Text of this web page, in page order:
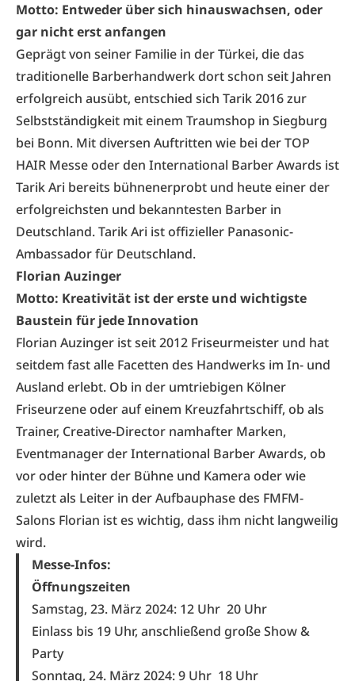
Motto: Entweder über sich hinauswachsen, oder
gar nicht erst anfangen
Geprägt von seiner Familie in der Türkei, die das
traditionelle Barberhandwerk dort schon seit Jahren
erfolgreich ausübt, entschied sich Tarik 2016 zur
Selbstständigkeit mit einem Traumshop in Siegburg
bei Bonn. Mit diversen Auftritten wie bei der TOP
HAIR Messe oder den International Barber Awards ist
Tarik Ari bereits bühnenerprobt und heute einer der
erfolgreichsten und bekanntesten Barber in
Deutschland. Tarik Ari ist offizieller Panasonic-
Ambassador für Deutschland.
Florian Auzinger
Motto: Kreativität ist der erste und wichtigste
Baustein für jede Innovation
Florian Auzinger ist seit 2012 Friseurmeister und hat
seitdem fast alle Facetten des Handwerks im In- und
Ausland erlebt. Ob in der umtriebigen Kölner
Friseurzene oder auf einem Kreuzfahrtschiff, ob als
Trainer, Creative-Director namhafter Marken,
Eventmanager der International Barber Awards, ob
vor oder hinter der Bühne und Kamera oder wie
zuletzt als Leiter in der Aufbauphase des FMFM-
Salons Florian ist es wichtig, dass ihm nicht langweilig
wird.
Messe-Infos:
Öffnungszeiten
Samstag, 23. März 2024: 12 Uhr 20 Uhr
Einlass bis 19 Uhr, anschließend große Show &
Party
Sonntag, 24. März 2024: 9 Uhr 18 Uhr